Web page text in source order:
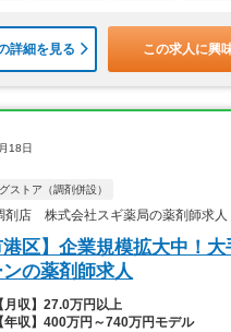
詳細を見る この求人に興
18日
ストア（調剤併設）
剤店 株式会社スギ薬局の薬剤師求人
港区】企業規模拡大中！
の薬剤師求人
【月収】27.0万円以上
【年収】400万円～740万円モデル